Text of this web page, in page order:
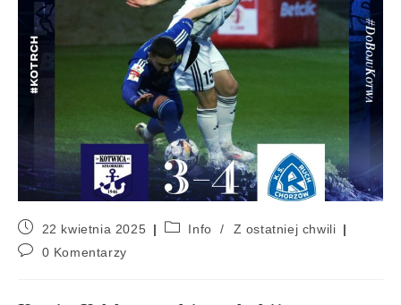
22 kwietnia 2025 Info /
Z ostatniej chwili
0 Komentarzy